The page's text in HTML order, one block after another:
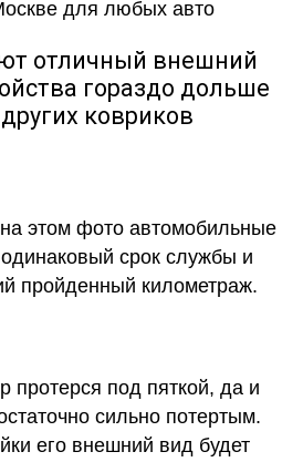
отличный внешний
гораздо дольше
ковриков
этом фото автомобильные
срок службы и
пройденный километраж.
протерся под пяткой, да и
сильно потертым.
его внешний вид будет